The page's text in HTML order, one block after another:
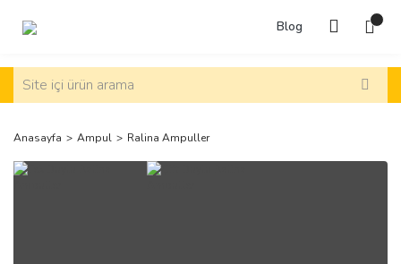
Blog
Anasayfa Ampul Ralina Ampuller